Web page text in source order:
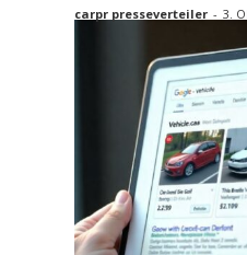
carpr presseverteiler - 3.